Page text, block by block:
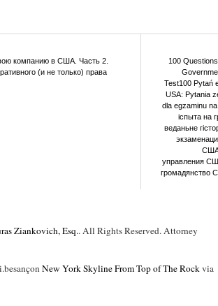
компанию в США. Часть 2.
(и не только) права
100
Test100 Pytań
USA: Pytania
dla egzaminu
іспыта на
веданьне
управления
громадянство
Ziankovich, Esq.. All Rights Reserved. Attorney
New York Skyline From Top of The Rockvia